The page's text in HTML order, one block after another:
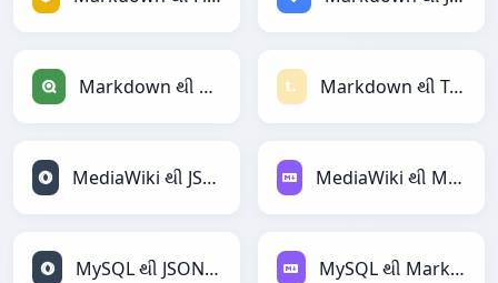
Markdown થી Qlik Markdown થી Textile
MediaWiki થી JSONLines MediaWiki થી Markdown
MySQL થી JSONLines MySQL થી Markdown